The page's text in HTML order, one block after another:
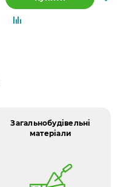
Загальнобудівельні
матеріали